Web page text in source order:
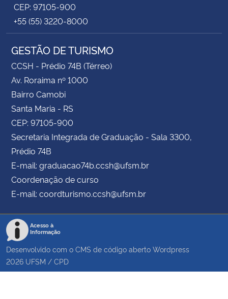
CEP: 97105-900
+55 (55) 3220-8000
GESTÃO DE TURISMO
CCSH - Prédio 74B (Térreo)
Av. Roraima nº 1000
Bairro Camobi
Santa Maria - RS
CEP: 97105-900
Secretaria Integrada de Graduação - Sala 3300,
Prédio 74B
E-mail: graduacao74b.ccsh@ufsm.br
Coordenação de curso
E-mail: coordturismo.ccsh@ufsm.br
Acesso à
Informação
Desenvolvido com o CMS de código aberto Wordpress
2026 UFSM / CPD